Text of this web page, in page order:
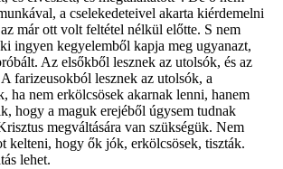
a cselekedeteivel akarta kiérdemelni
már ott volt feltétel nélkül előtte. S nem
ingyen kegyelemből kapja meg ugyanazt,
Az elsőkből lesznek az utolsók, és az
farizeusokból lesznek az utolsók, a
ha nem erkölcsösek akarnak lenni, hanem
hogy a maguk erejéből úgysem tudnak
megváltására van szükségük. Nem
kelteni, hogy ők jók, erkölcsösek, tiszták.
lehet.